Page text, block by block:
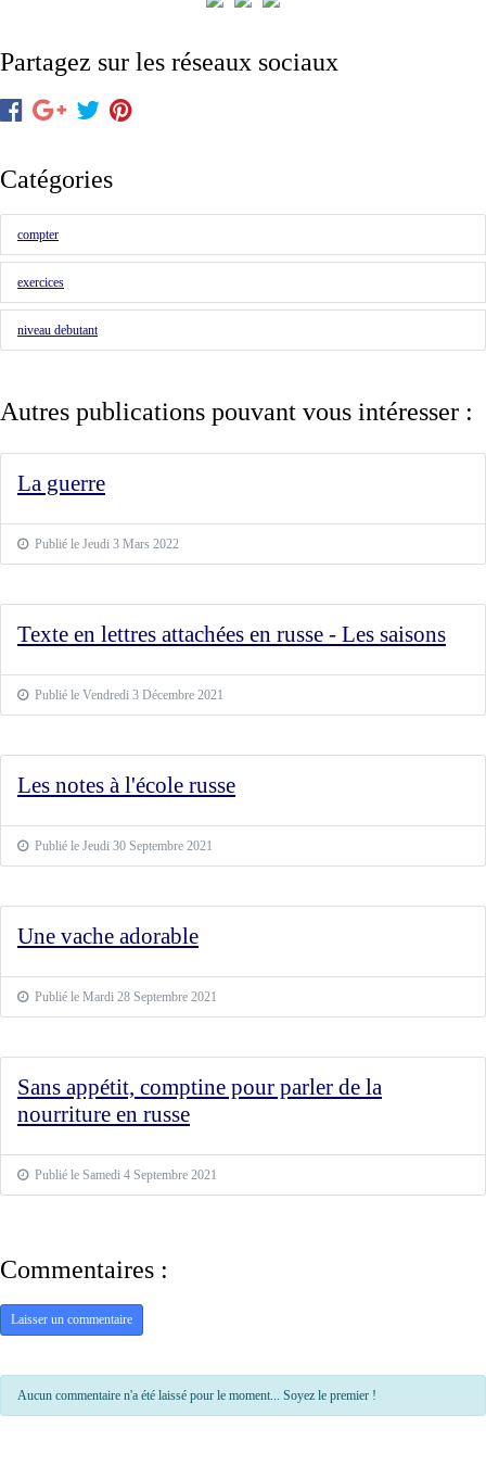
Partagez sur les réseaux sociaux
Catégories
compter
exercices
niveau debutant
Autres publications pouvant vous intéresser :
La guerre
Publié le Jeudi 3 Mars 2022
Texte en lettres attachées en russe - Les saisons
Publié le Vendredi 3 Décembre 2021
Les notes à l'école russe
Publié le Jeudi 30 Septembre 2021
Une vache adorable
Publié le Mardi 28 Septembre 2021
Sans appétit, comptine pour parler de la
nourriture en russe
Publié le Samedi 4 Septembre 2021
Commentaires :
Laisser un commentaire
Aucun commentaire n'a été laissé pour le moment... Soyez le premier !